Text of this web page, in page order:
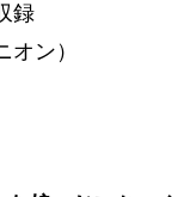
録
オン）